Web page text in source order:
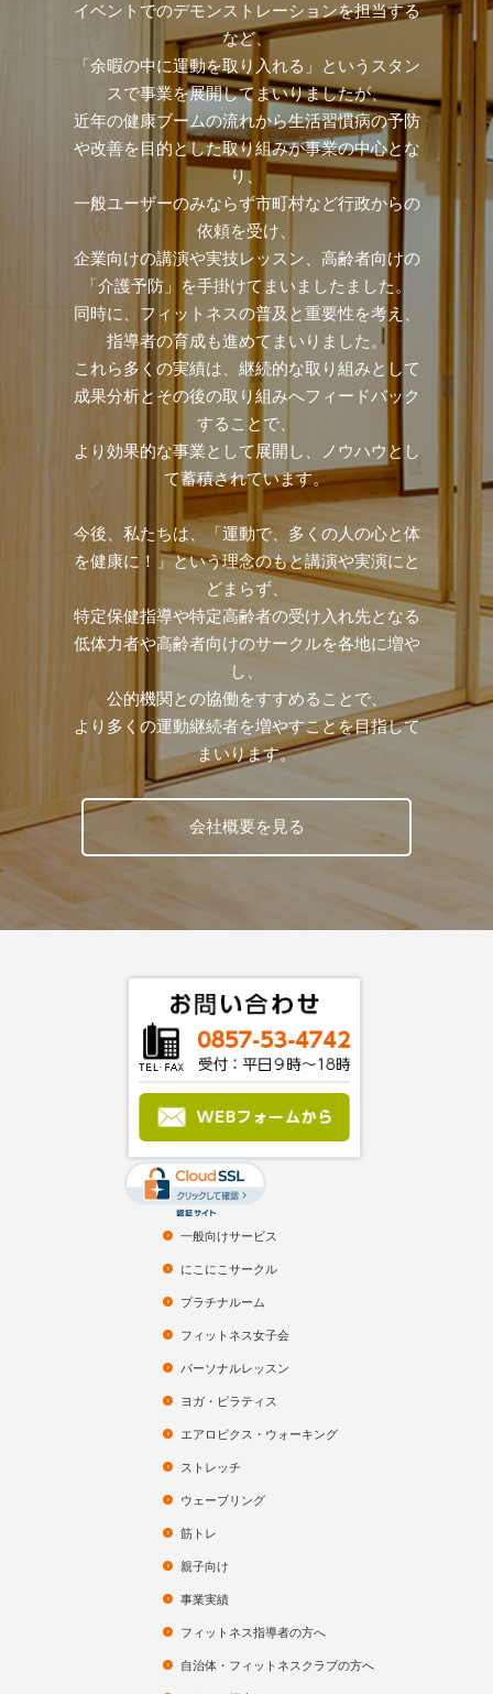
イベントでのデモンストレーションを担当する
など、
「余暇の中に運動を取り入れる」というスタン
スで事業を展開してまいりましたが、
近年の健康ブームの流れから生活習慣病の予防
や改善を目的とした取り組みが事業の中心とな
り、
一般ユーザーのみならず市町村など行政からの
依頼を受け、
企業向けの講演や実技レッスン、高齢者向けの
「介護予防」を手掛けてまいましたました。
同時に、フィットネスの普及と重要性を考え、
指導者の育成も進めてまいりました。
これら多くの実績は、継続的な取り組みとして
成果分析とその後の取り組みへフィードバック
することで、
より効果的な事業として展開し、ノウハウとし
て蓄積されています。
今後、私たちは、「運動で、多くの人の心と体
を健康に！」という理念のもと講演や実演にと
どまらず、
特定保健指導や特定高齢者の受け入れ先となる
低体力者や高齢者向けのサークルを各地に増や
し、
公的機関との協働をすすめることで、
より多くの運動継続者を増やすことを目指して
まいります。
会社概要を見る
一般向けサービス
にこにこサークル
プラチナルーム
フィットネス女子会
パーソナルレッスン
ヨガ・ピラティス
エアロビクス・ウォーキング
ストレッチ
ウェーブリング
筋トレ
親子向け
事業実績
フィットネス指導者の方へ
自治体・フィットネスクラブの方へ